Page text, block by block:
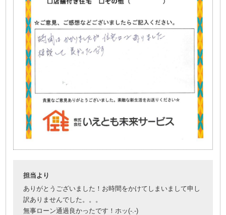
担当より
ありがとうございました！お時間をかけてしまいまして申し
訳ありませんでした。。。
無事ローン通過良かったです！ホッ(-.-)